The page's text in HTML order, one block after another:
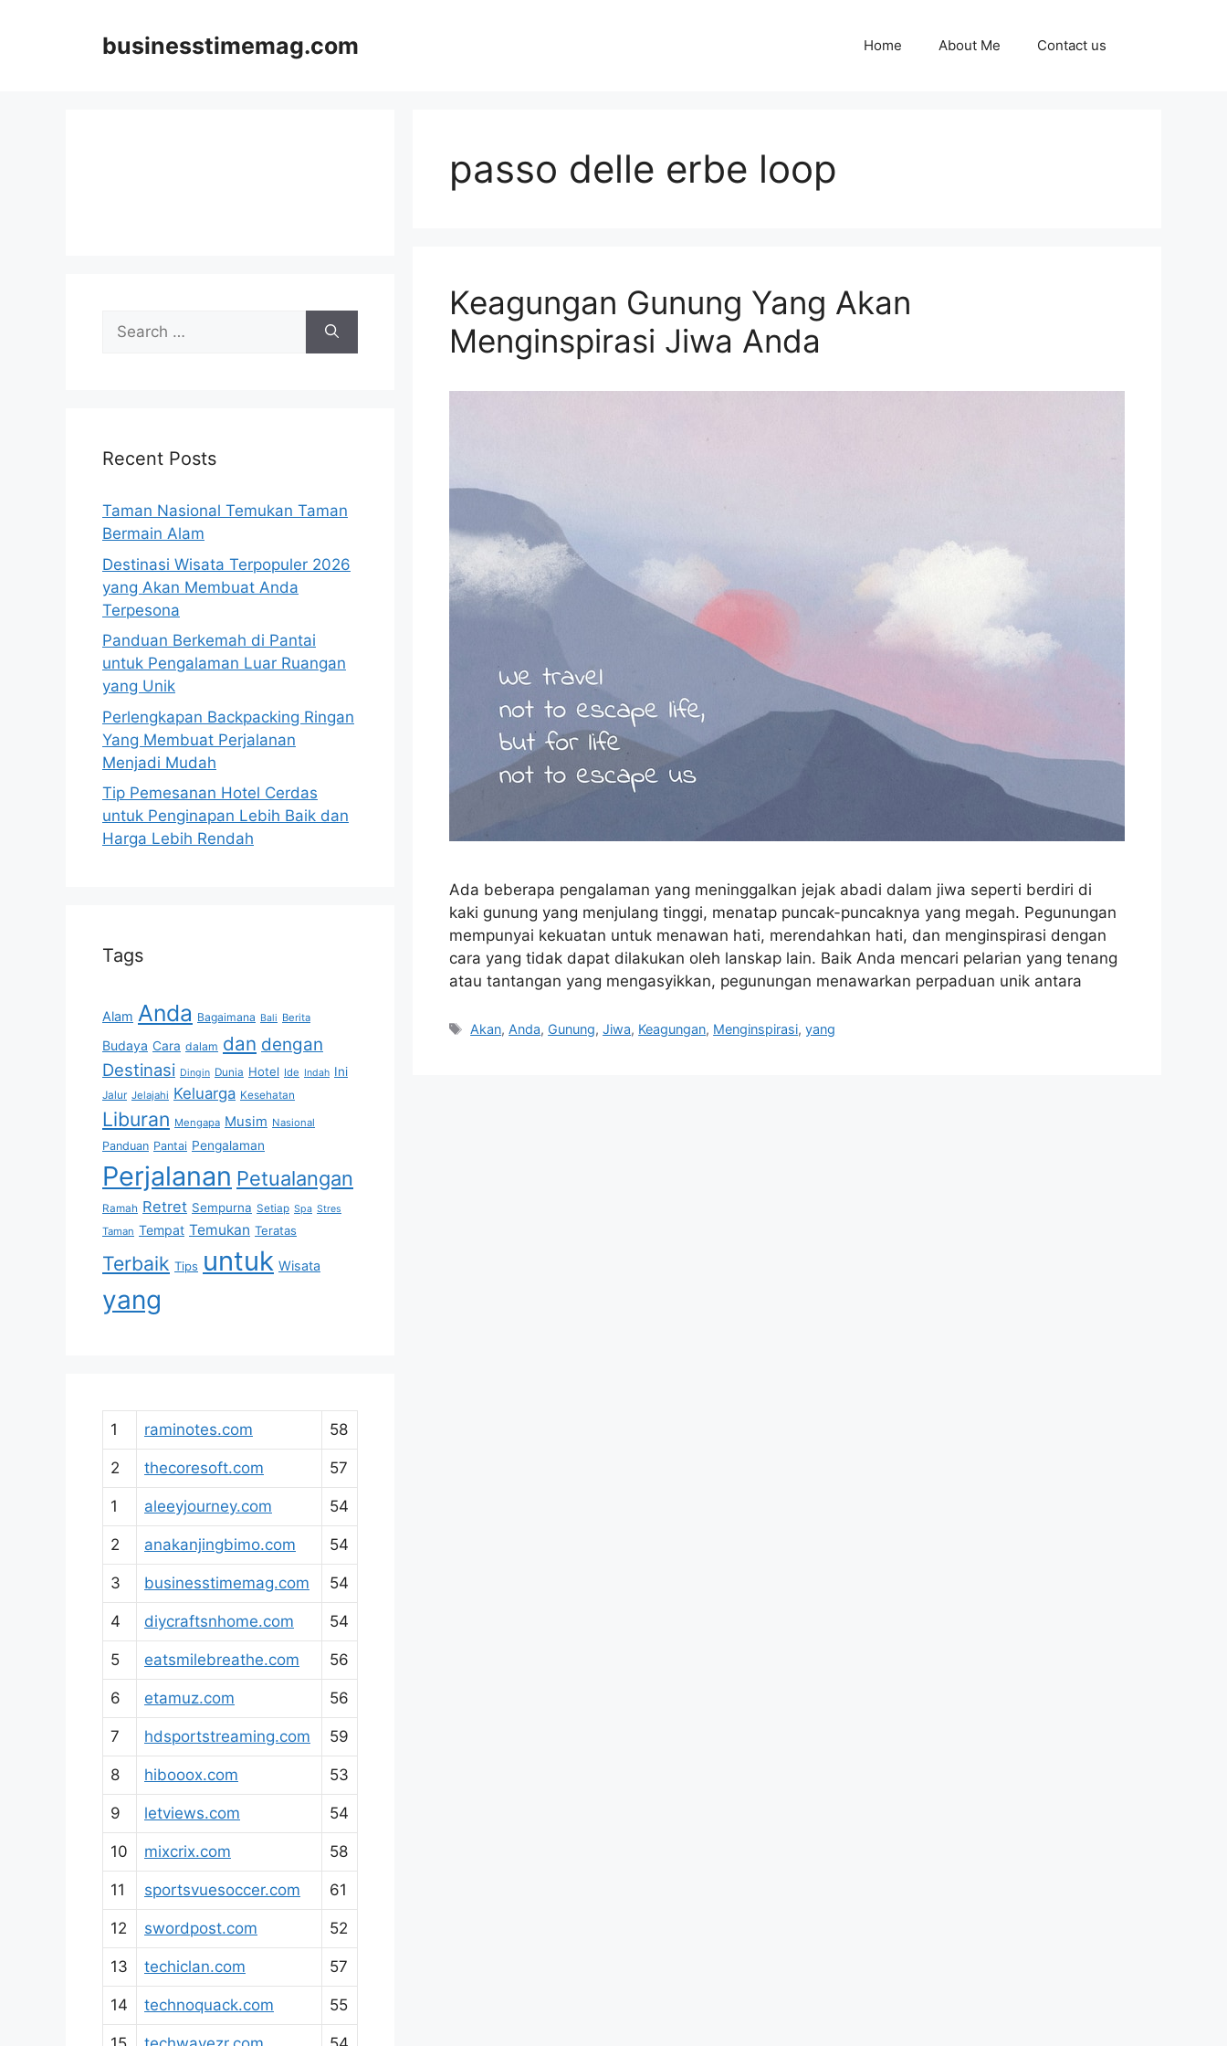
businesstimemag.com Home About Me Contact us
passo delle erbe loop
Keagungan Gunung Yang Akan
Menginspirasi Jiwa Anda
Ada beberapa pengalaman yang meninggalkan jejak abadi dalam jiwa seperti berdiri di
kaki gunung yang menjulang tinggi, menatap puncak-puncaknya yang megah. Pegunungan
mempunyai kekuatan untuk menawan hati, merendahkan hati, dan menginspirasi dengan
cara yang tidak dapat dilakukan oleh lanskap lain. Baik Anda mencari pelarian yang tenang
atau tantangan yang mengasyikkan, pegunungan menawarkan perpaduan unik antara
Tags
Akan, Anda, Gunung,Jiwa, Keagungan, Menginspirasi,yang
Search
for:
Recent Posts
Taman Nasional Temukan Taman
Bermain Alam
Destinasi Wisata Terpopuler 2026
yang Akan Membuat Anda
Terpesona
Panduan Berkemah di Pantai
untuk Pengalaman Luar Ruangan
yang Unik
Perlengkapan Backpacking Ringan
Yang Membuat Perjalanan
Menjadi Mudah
Tip Pemesanan Hotel Cerdas
untuk Penginapan Lebih Baik dan
Harga Lebih Rendah
Tags
Alam Anda Bagaimana Bali Berita
Budaya Cara dalam dan dengan
Destinasi Dingin Dunia Hotel Ide Indah Ini
Jalur Jelajahi Keluarga Kesehatan
Liburan Mengapa Musim Nasional
Panduan Pantai Pengalaman
Perjalanan Petualangan
Ramah Retret Sempurna Setiap Spa Stres
Taman Tempat Temukan Teratas
Terbaik Tips untuk Wisata
yang
1 raminotes.com 58
2 thecoresoft.com 57
1 aleeyjourney.com 54
2 anakanjingbimo.com 54
3 businesstimemag.com 54
4 diycraftsnhome.com 54
5 eatsmilebreathe.com 56
6 etamuz.com 56
7 hdsportstreaming.com 59
8 hibooox.com 53
9 letviews.com 54
10 mixcrix.com 58
11 sportsvuesoccer.com 61
12 swordpost.com 52
13 techiclan.com 57
14 technoquack.com 55